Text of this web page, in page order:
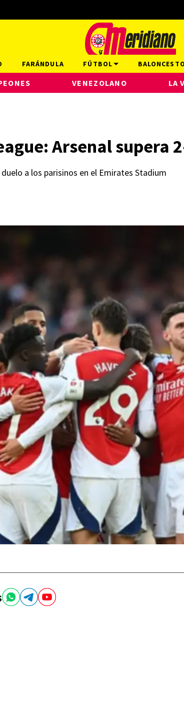
Arsenal supera
a los parisinos en el Emirates Stadium
FARÁNDULA FÚTBOL
VENEZOLANO LA
BALONCESTO